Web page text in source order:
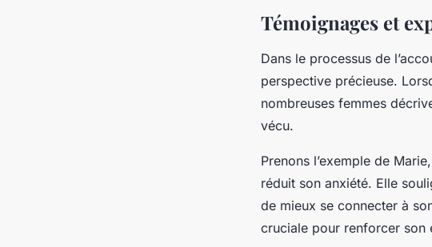
Témoignages et
Dans le processus de
perspective précieuse.
nombreuses femmes
vécu.
Prenons l’exemple de
réduit son anxiété. Elle
de mieux se connecter à
cruciale pour renforcer son